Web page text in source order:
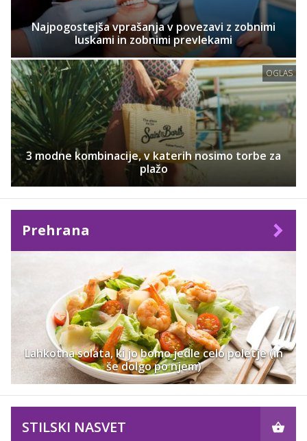
Najpogostejša vprašanja v povezavi z zobnimi
luskami in zobnimi prevlekami
OGLAS
3 modne kombinacije, v katerih nosimo torbe za
plažo
Prehrana
Lahkotna solata, ki jo bomo jedle celo poletje (in
še dolgo po njem)
STILSKI NASVET